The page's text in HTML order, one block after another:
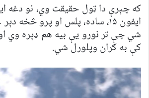
ایفون ۱۵، ساده، پلس او پرو څخه
شي چې تر نورو یې بیه هم ډېره وي
کې به ګران وپلورل شي.